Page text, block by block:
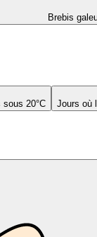
Brebis
sous 20°C
Jours où